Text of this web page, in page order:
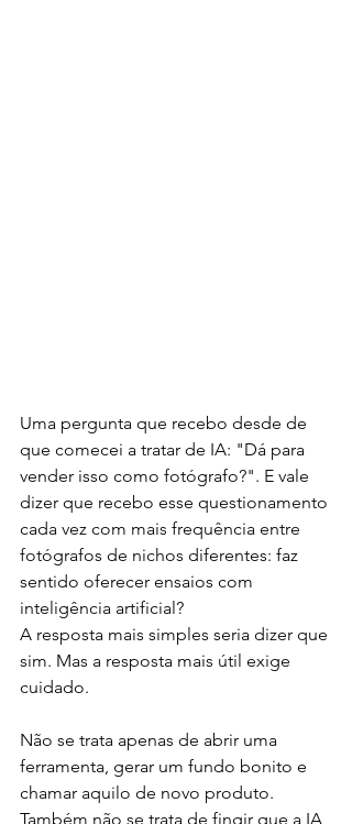
Uma pergunta que recebo desde de
que comecei a tratar de IA: "Dá para
vender isso como fotógrafo?". E vale
dizer que recebo esse questionamento
cada vez com mais frequência entre
fotógrafos de nichos diferentes: faz
sentido oferecer ensaios com
inteligência artificial?
A resposta mais simples seria dizer que
sim. Mas a resposta mais útil exige
cuidado.
Não se trata apenas de abrir uma
ferramenta, gerar um fundo bonito e
chamar aquilo de novo produto.
Também não se trata de fingir que a IA